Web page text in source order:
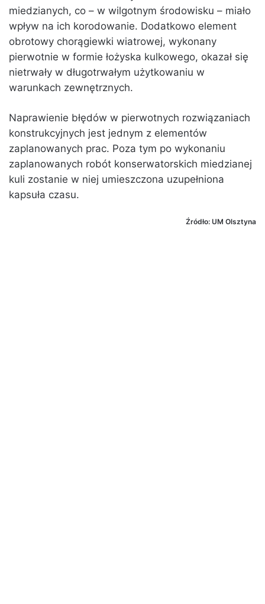
miedzianych, co – w wilgotnym środowisku – miało
wpływ na ich korodowanie. Dodatkowo element
obrotowy chorągiewki wiatrowej, wykonany
pierwotnie w formie łożyska kulkowego, okazał się
nietrwały w długotrwałym użytkowaniu w
warunkach zewnętrznych.
Naprawienie błędów w pierwotnych rozwiązaniach
konstrukcyjnych jest jednym z elementów
zaplanowanych prac. Poza tym po wykonaniu
zaplanowanych robót konserwatorskich miedzianej
kuli zostanie w niej umieszczona uzupełniona
kapsuła czasu.
Źródło: UM Olsztyna